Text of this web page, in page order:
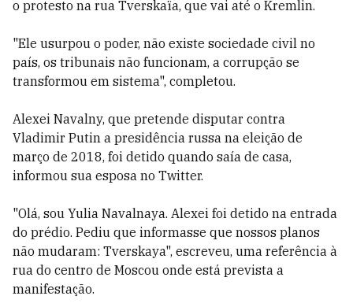
o protesto na rua Tverskaïa, que vai até o Kremlin.
"Ele usurpou o poder, não existe sociedade civil no
país, os tribunais não funcionam, a corrupção se
transformou em sistema", completou.
Alexei Navalny, que pretende disputar contra
Vladimir Putin a presidência russa na eleição de
março de 2018, foi detido quando saía de casa,
informou sua esposa no Twitter.
"Olá, sou Yulia Navalnaya. Alexei foi detido na entrada
do prédio. Pediu que informasse que nossos planos
não mudaram: Tverskaya", escreveu, uma referência à
rua do centro de Moscou onde está prevista a
manifestação.